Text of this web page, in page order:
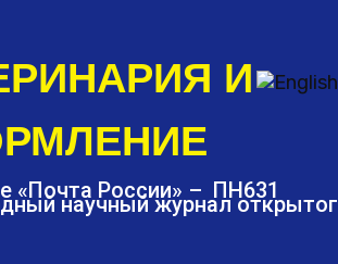
И
научный журнал
«Почта России» – ПН631